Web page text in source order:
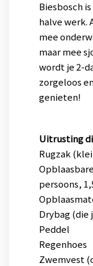
Biesbosch
halve werk.
mee
maar mee
wordt je 2-
zorgeloos
genieten!
Uitrusting
Rugzak
persoons,
Drybag (die
Peddel
Regenhoes
Zwemvest